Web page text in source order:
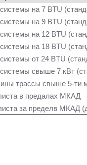
на 7 BTU
на 9 BTU
на 12 BTU
на 18 BTU
от 24 BTU
свыше 7 кВт
трассы свыше 5-ти
в предалах МКАД
за пределв МКАД